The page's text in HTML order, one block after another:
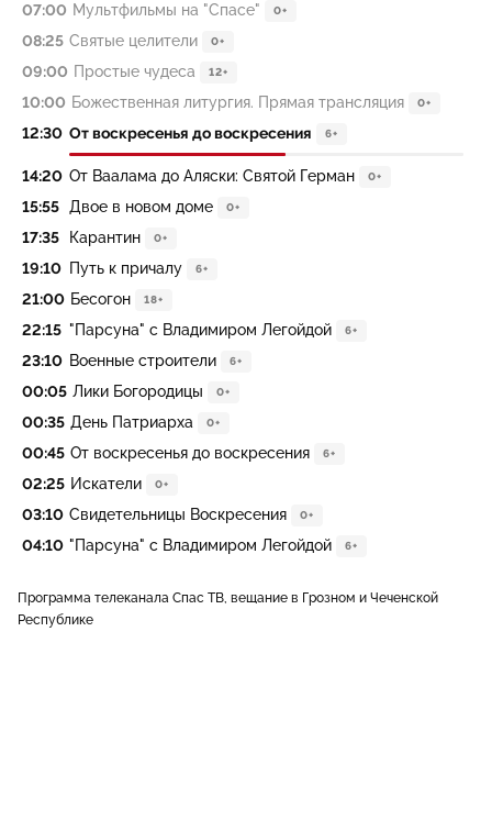
07:00 Мультфильмы на "Спасе" 0+
08:25 Святые целители 0+
09:00 Простые чудеса 12+
10:00 Божественная литургия. Прямая трансляция 0+
12:30 От воскресенья до воскресения 6+
14:20 От Ваалама до Аляски: Святой Герман 0+
15:55 Двое в новом доме 0+
17:35 Карантин 0+
19:10 Путь к причалу 6+
21:00 Бесогон 18+
22:15 "Парсуна" с Владимиром Легойдой 6+
23:10 Военные строители 6+
00:05 Лики Богородицы 0+
00:35 День Патриарха 0+
00:45 От воскресенья до воскресения 6+
02:25 Искатели 0+
03:10 Свидетельницы Воскресения 0+
04:10 "Парсуна" с Владимиром Легойдой 6+
Программа телеканала Спас ТВ, вещание в Грозном и Чеченской
Республике